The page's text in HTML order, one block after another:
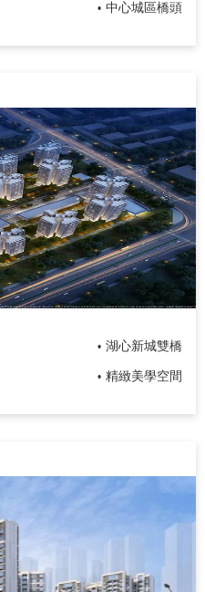
• 中心城區橋頭
• 湖心新城雙橋
• 精緻美學空間